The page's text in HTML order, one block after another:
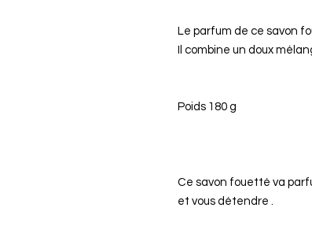
Le parfum de ce savon
Il combine un doux
Poids 180 g
Ce savon fouetté va
et vous détendre .